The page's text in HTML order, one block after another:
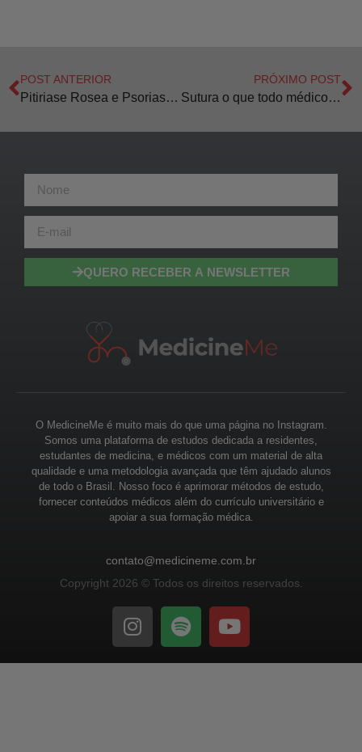
POST ANTERIOR
Pitiriase Rosea e Psoriase o que você precisa saber
PRÓXIMO POST
Sutura o que todo médico deve saber
QUERO RECEBER A NEWSLETTER
O MedicineMe é muito mais do que uma página no Instagram.
Somos uma plataforma de estudos dedicada a residentes,
estudantes de medicina, e médicos com um material de alta
qualidade e uma metodologia avançada que têm ajudado alunos
de todo o Brasil. Nosso foco é aprimorar métodos de estudo,
fornecer conteúdos médicos além do currículo universitário e
apoiar a sua formação médica.
contato@medicineme.com.br
Copyright 2026 © Todos os direitos reservados.